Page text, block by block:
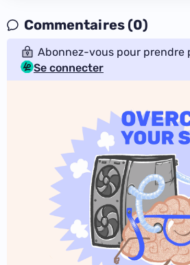
Commentaires (0)
Abonnez-vous pour prendre
Se connecter